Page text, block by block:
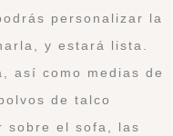
personalizar la
y estará lista.
así como medias de
de talco
sobre el sofa, las